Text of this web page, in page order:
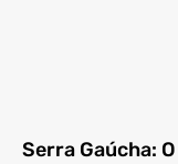
Serra Gaúcha: